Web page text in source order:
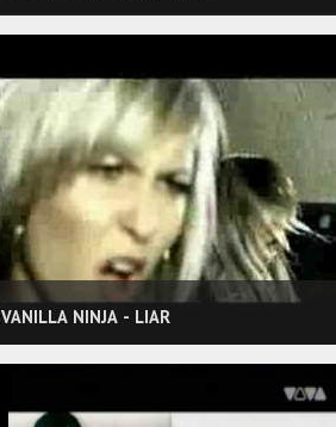
VANILLA NINJA - LIAR